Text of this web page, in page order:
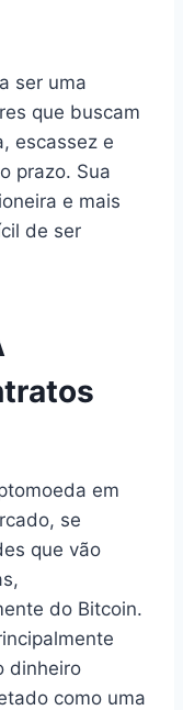
ser uma
que buscam
escassez e
prazo. Sua
e mais
de ser
em
se
que vão
do Bitcoin.
dinheiro
como uma